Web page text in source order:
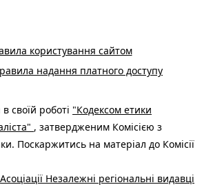
користування сайтом
надання платного доступу
своїй роботі "Кодексом етики
, затвердженим Комісією з
Поскаржитись на матеріал до Комісії
Асоціації Незалежні регіональні видавці